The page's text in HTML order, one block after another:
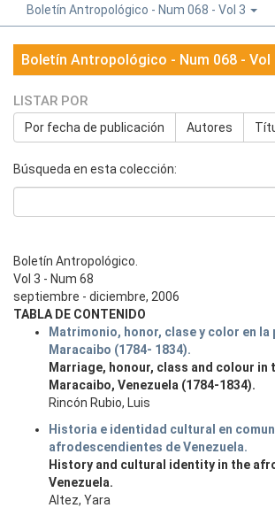
Boletín Antropológico - Num 068 - Vol 3
Boletín Antropológico - Num 068 - Vol
LISTAR POR
Por fecha de publicación Autores
Búsqueda en esta colección:
Boletín Antropológico.
Vol 3 - Num 68
septiembre - diciembre, 2006
TABLA DE CONTENIDO
Matrimonio, honor, clase y color en la
Maracaibo (1784- 1834).
Marriage, honour, class and colour in
Maracaibo, Venezuela (1784-1834).
Rincón Rubio, Luis
Historia e identidad cultural en
afrodescendientes de Venezuela.
History and cultural identity in the
Venezuela.
Altez, Yara